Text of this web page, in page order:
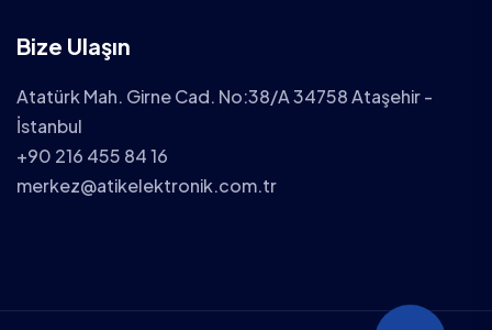
Bize Ulaşın
Atatürk Mah. Girne Cad. No:38/A 34758 Ataşehir -
İstanbul
+90 216 455 84 16
merkez@atikelektronik.com.tr